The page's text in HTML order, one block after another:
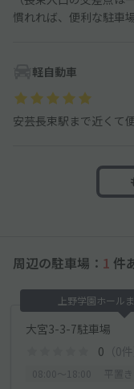
慣れれば、便利な駐車
軽自動車
安芸長束駅まで近くて
周辺の駐車場： 1 件
上野学園ホール
大宮3-3-7駐車場
0 （0件